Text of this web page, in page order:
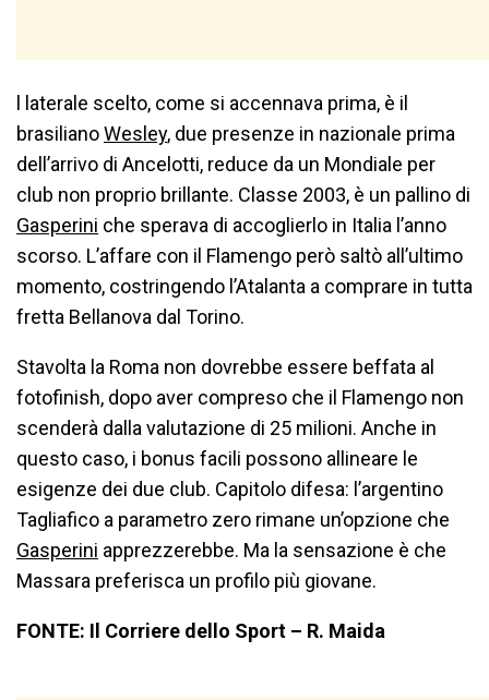
l laterale scelto, come si accennava prima, è il
brasilianoWesley, due presenze in nazionale prima
dell’arrivo di Ancelotti, reduce da un Mondiale per
club non proprio brillante. Classe 2003, è un pallino di
Gasperini che sperava di accoglierlo in Italia l’anno
scorso. L’affare con il Flamengo però saltò all’ultimo
momento, costringendo l’Atalanta a comprare in tutta
fretta Bellanova dal Torino.
Stavolta la Roma non dovrebbe essere beffata al
fotofinish, dopo aver compreso che il Flamengo non
scenderà dalla valutazione di 25 milioni. Anche in
questo caso, i bonus facili possono allineare le
esigenze dei due club. Capitolo difesa: l’argentino
Tagliafico a parametro zero rimane un’opzione che
Gasperini apprezzerebbe. Ma la sensazione è che
Massara preferisca un profilo più giovane.
FONTE: Il Corriere dello Sport – R. Maida